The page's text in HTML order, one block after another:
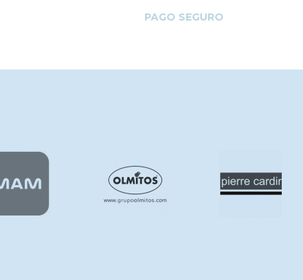
PAGO SEGURO